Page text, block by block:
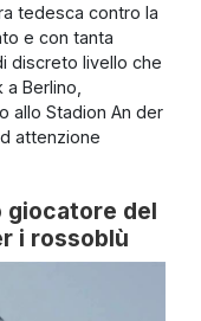
tedesca contro la
e con tanta
discreto livello che
Berlino,
allo Stadion An der
attenzione
giocatore del
i rossoblù